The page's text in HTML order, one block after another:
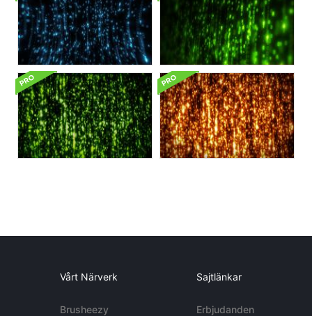
Vårt Närverk
Brusheezy
Sajtlänkar
Erbjudanden